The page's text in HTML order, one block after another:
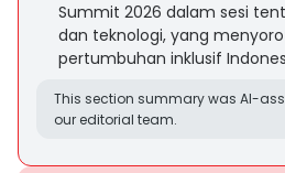
Summit 2026 dalam sesi
dan teknologi, yang
pertumbuhan inklusif
This section summary was AI-
our editorial team.